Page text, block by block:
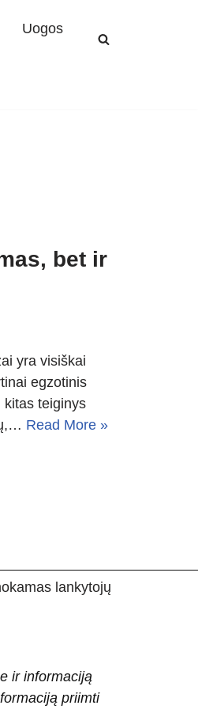
Uogos
bet ir
yra visiškai
egzotinis
kitas teiginys
Read More »
ir informaciją
priimti